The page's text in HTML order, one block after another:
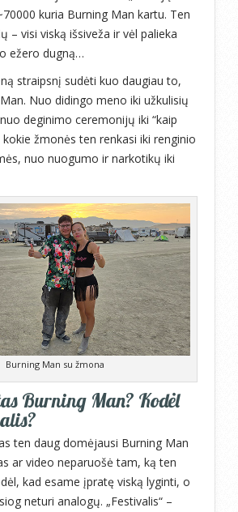
kuria Burning Man kartu. Ten
– visi viską išsiveža ir vėl palieka
ežero dugną…
straipsnį sudėti kuo daugiau to,
Nuo didingo meno iki užkulisių
deginimo ceremonijų iki “kaip
žmonės ten renkasi iki renginio
nuo nuogumo ir narkotikų iki
Burning Man su žmona
Burning Man? Kodėl
ten daug domėjausi Burning Man
ar video neparuošė tam, ką ten
kad esame įpratę viską lyginti, o
neturi analogų. „Festivalis“ –